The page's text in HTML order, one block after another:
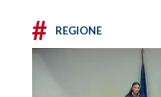
# REGIONE